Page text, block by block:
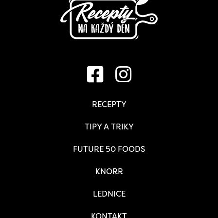
RECEPTY
TIPY A TRIKY
FUTURE 50 FOODS
KNORR
LEDNICE